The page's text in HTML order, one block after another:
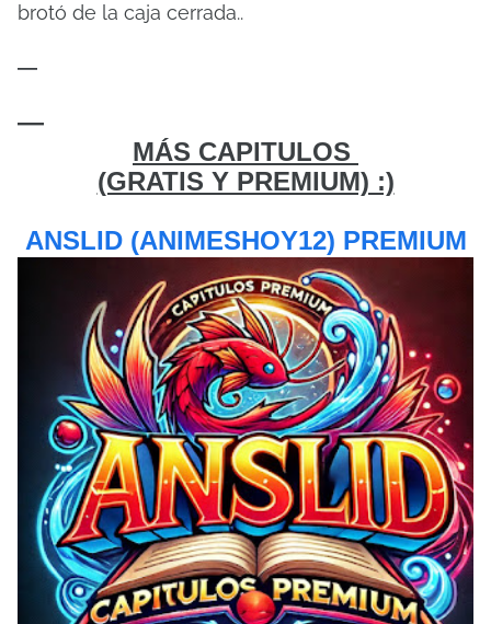
brotó de la caja cerrada..
—
—
MÁS CAPITULOS
(GRATIS Y PREMIUM) :)
ANSLID (ANIMESHOY12) PREMIUM